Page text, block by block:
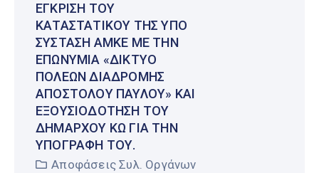
ΈΓΚΡΙΣΗ ΤΟΥ
ΚΑΤΑΣΤΑΤΙΚΟΎ ΤΗΣ ΥΠΌ
ΣΎΣΤΑΣΗ ΑΜΚΕ ΜΕ ΤΗΝ
ΕΠΩΝΥΜΊΑ «ΔΊΚΤΥΟ
ΠΌΛΕΩΝ ΔΙΑΔΡΟΜΉΣ
ΑΠΟΣΤΌΛΟΥ ΠΑΎΛΟΥ» ΚΑΙ
ΕΞΟΥΣΙΟΔΌΤΗΣΗ ΤΟΥ
ΔΗΜΆΡΧΟΥ ΚΩ ΓΙΑ ΤΗΝ
ΥΠΟΓΡΑΦΉ ΤΟΥ.
Αποφάσεις Συλ. Οργάνων